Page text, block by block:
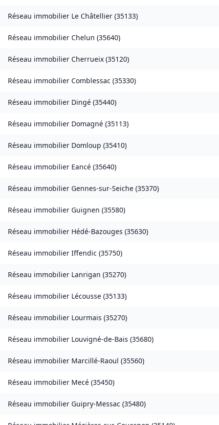
Réseau immobilier Le Châtellier (35133)
Réseau immobilier Chelun (35640)
Réseau immobilier Cherrueix (35120)
Réseau immobilier Comblessac (35330)
Réseau immobilier Dingé (35440)
Réseau immobilier Domagné (35113)
Réseau immobilier Domloup (35410)
Réseau immobilier Eancé (35640)
Réseau immobilier Gennes-sur-Seiche (35370)
Réseau immobilier Guignen (35580)
Réseau immobilier Hédé-Bazouges (35630)
Réseau immobilier Iffendic (35750)
Réseau immobilier Lanrigan (35270)
Réseau immobilier Lécousse (35133)
Réseau immobilier Lourmais (35270)
Réseau immobilier Louvigné-de-Bais (35680)
Réseau immobilier Marcillé-Raoul (35560)
Réseau immobilier Mecé (35450)
Réseau immobilier Guipry-Messac (35480)